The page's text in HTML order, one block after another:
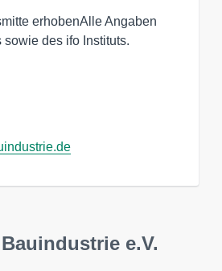
erhobenAlle Angaben
des ifo Instituts.
e.V.